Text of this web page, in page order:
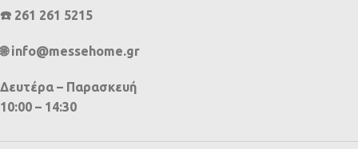
☎️ 261 261 5215
🌐 info@messehome.gr
Δευτέρα – Παρασκευή
10:00 – 14:30